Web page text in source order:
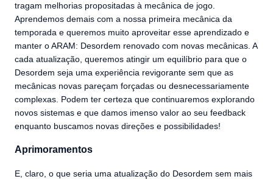
tragam melhorias propositadas à mecânica de jogo.
Aprendemos demais com a nossa primeira mecânica da
temporada e queremos muito aproveitar esse aprendizado e
manter o ARAM: Desordem renovado com novas mecânicas. A
cada atualização, queremos atingir um equilíbrio para que o
Desordem seja uma experiência revigorante sem que as
mecânicas novas pareçam forçadas ou desnecessariamente
complexas. Podem ter certeza que continuaremos explorando
novos sistemas e que damos imenso valor ao seu feedback
enquanto buscamos novas direções e possibilidades!
Aprimoramentos
E, claro, o que seria uma atualização do Desordem sem mais